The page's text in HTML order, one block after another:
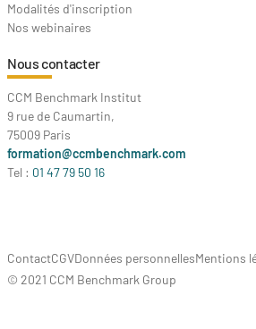
Modalités d'inscription
Nos webinaires
Nous contacter
CCM Benchmark Institut
9 rue de Caumartin,
75009 Paris
formation@ccmbenchmark.com
Tel : 01 47 79 50 16
ContactCGVDonnées personnellesMentions
© 2021 CCM Benchmark Group